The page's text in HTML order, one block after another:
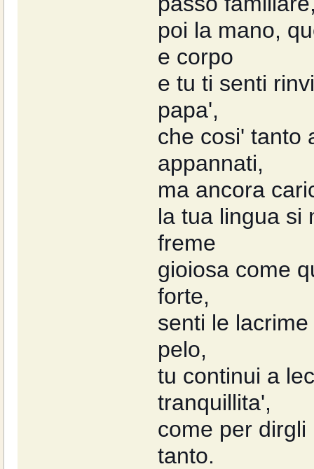
poi la mano,
e corpo
e tu ti senti
papa',
che cosi' tanto
appannati,
ma ancora
la tua lingua si
freme
gioiosa come
forte,
senti le
pelo,
tu continui a
tranquillita',
come per
tanto.